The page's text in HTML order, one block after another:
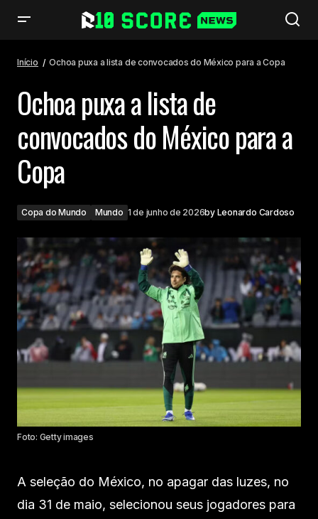
Início Ochoa puxa a lista de convocados do México para a Copa
Ochoa puxa a lista de
convocados do México para a
Copa
Copa do Mundo Mundo 1 de junho de 2026by Leonardo Cardoso
Foto: Getty images
A seleção do México, no apagar das luzes, no
dia 31 de maio, selecionou seus jogadores para